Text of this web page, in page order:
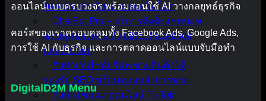
ติดหน้าแรก Google แบบมือโปร
ChatBot Pro – บริการติดตั้งแชทบอท
ครบทุกช่องทาง ทั้ง LINE, Facebook
และเว็บไซต์
รับทำเว็บไซต์บริษัท ขายสินค้าได้
รองรับ SEO พร้อมดูแลหลังการขาย
รับทำโฆษณาออนไลน์ TikTok
ออนไลน์แบบครบวงจร พร้อมสอนใช้ AI วางกลยุทธ์ธุรกิจ
คอร์สของเราครอบคลุมทั้ง Facebook Ads, Google Ads,
การใช้ AI กับธุรกิจ และการตลาดออนไลน์แบบจับมือทำ
DigitalD2M Menu